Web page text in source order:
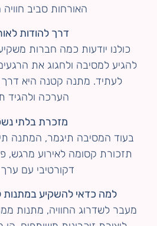
האורחות סביב
דרך להודות
כולנו יודעות כמה חברות
להגיע למסיבה ולחגוג את
לעתיד. מתנה קטנה היא
הערכה ולהגיד
מזכרת בלתי
בעוד המסיבה תיגמר, המתנה
תזכורת קסומה לאירוע מרגש,
דקורטיבי עם
למה כדאי להשקיע במתנות
מעבר לשדרוג החוויה, מתנות